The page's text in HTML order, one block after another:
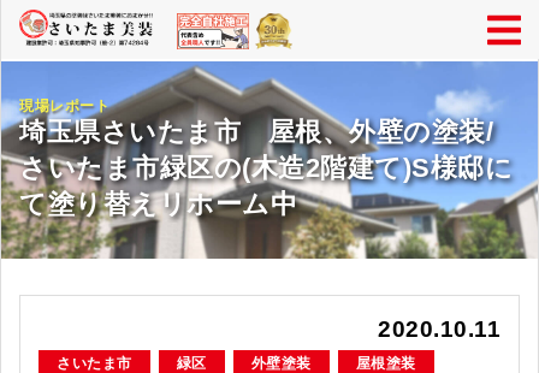
現場レポート
埼玉県さいたま市 屋根、外壁の塗装/
さいたま市緑区の(木造2階建て)S様邸に
て塗り替えリホーム中
2020.10.11
さいたま市 緑区 外壁塗装 屋根塗装